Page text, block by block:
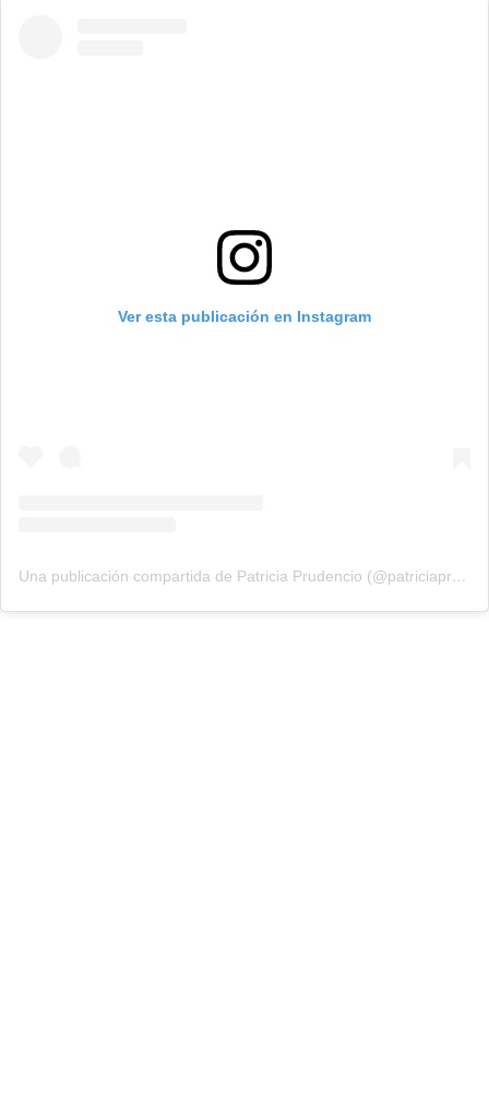
Ver esta publicación en Instagram
Una publicación compartida de Patricia Prudencio (@patriciaprudencio98)